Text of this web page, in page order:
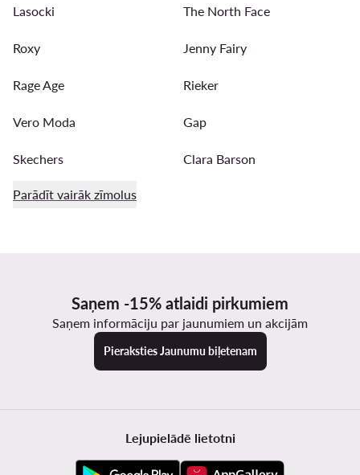
Lasocki The North Face
Roxy Jenny Fairy
Rage Age Rieker
Vero Moda Gap
Skechers Clara Barson
Parādīt vairāk zīmolus
Saņem -15% atlaidi pirkumiem
Saņem informāciju par jaunumiem un akcijām
Pieraksties Jaunumu biļetenam
Lejupielādē lietotni